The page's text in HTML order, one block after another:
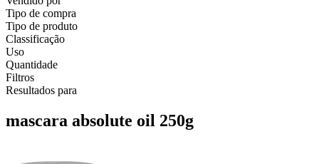
Tipo de compra
Tipo de produto
Classificação
Uso
Quantidade
Filtros
Resultados para
mascara absolute oil 250g